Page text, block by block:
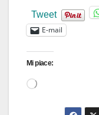
Tweet
E-mail
Mi piace:
Caricamento